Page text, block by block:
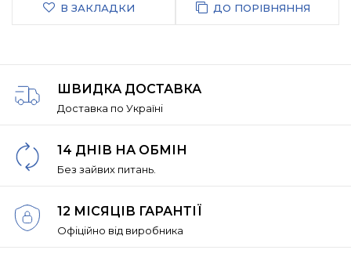
В ЗАКЛАДКИ ДО ПОРІВНЯННЯ
ШВИДКА ДОСТАВКА
Доставка по Україні
14 ДНІВ НА ОБМІН
Без зайвих питань.
12 МІСЯЦІВ ГАРАНТІЇ
Офіційно від виробника